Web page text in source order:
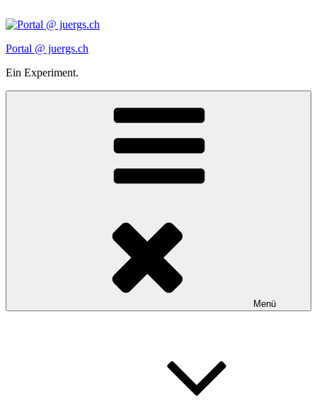
Inhalt
Portal @ juergs.ch
Ein Experiment.
Menü